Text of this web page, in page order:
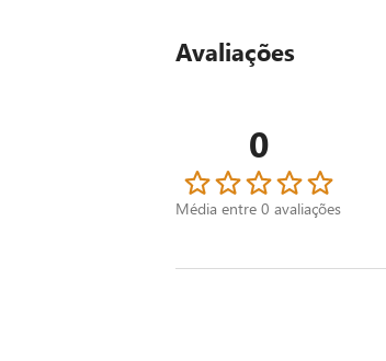
Avaliações
0
Média entre 0 avaliações